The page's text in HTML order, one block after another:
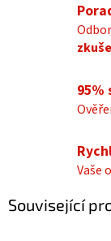
95%
Vaše
Související